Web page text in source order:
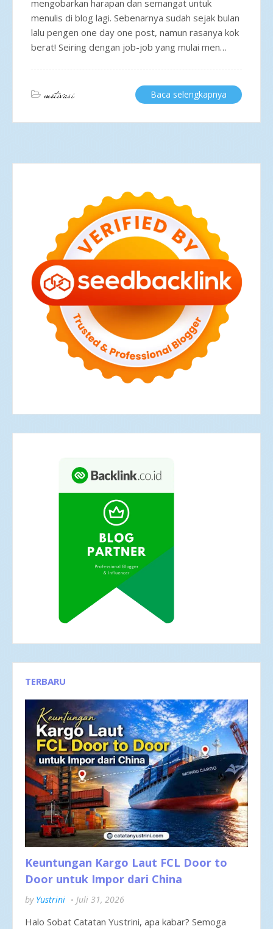
mengobarkan harapan dan semangat untuk
menulis di blog lagi. Sebenarnya sudah sejak bulan
lalu pengen one day one post, namun rasanya kok
berat! Seiring dengan job-job yang mulai men…
motivasi Baca selengkapnya
TERBARU
Keuntungan Kargo Laut FCL Door to
Door untuk Impor dari China
by Yustrini Juli 31, 2026
Halo Sobat Catatan Yustrini, apa kabar? Semoga